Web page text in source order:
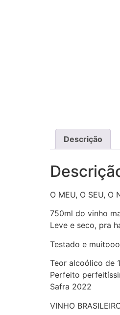
Descrição
O MEU, O SEU, O
750ml do vinho
Leve e seco, pra
Testado e
Teor alcoólico de
Perfeito
Safra 2022
VINHO